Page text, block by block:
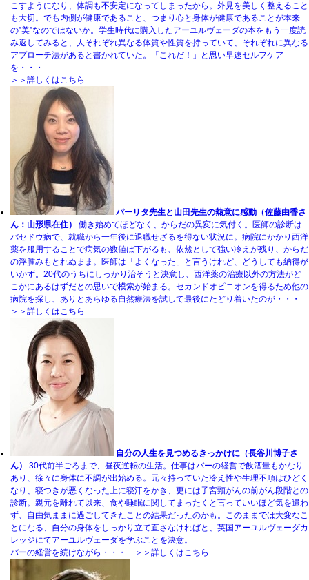
こすようになり、体調も不安定になってしまったから。外見を美しく整えること
も大切。でも内側が健康であること、つまり心と身体が健康であることが本来
の”美”なのではないか。学生時代に購入したアーユルヴェーダの本をもう一度読
み返してみると、人それぞれ異なる体質や性質を持っていて、それぞれに異なる
アプローチ法があると書かれていた。「これだ！」と思い早速セルフケア
を・・・
＞＞詳しくはこちら
パーリタ先生と山田先生の熱意に感動（佐藤由香さ
ん：山形県在住）
働き始めてほどなく、からだの異変に気付く。医師の診断は
バセドウ病で、就職から一年後に退職せざるを得ない状況に。病院にかかり西洋
薬を服用することで病気の数値は下がるも、依然として強い冷えが残り、からだ
の浮腫みもとれぬまま。医師は「よくなった」と言うけれど、どうしても納得が
いかず。20代のうちにしっかり治そうと決意し、西洋薬の治療以外の方法がど
こかにあるはずだとの思いで模索が始まる。セカンドオピニオンを得るため他の
病院を探し、ありとあらゆる自然療法を試して最後にたどり着いたのが・・・
＞＞詳しくはこちら
自分の人生を見つめるきっかけに（長谷川博子さ
ん）
30代前半ごろまで、昼夜逆転の生活。仕事はバーの経営で飲酒量もかなり
あり、徐々に身体に不調が出始める。元々持っていた冷え性や生理不順はひどく
なり、寝つきが悪くなった上に寝汗をかき、更には子宮頸がんの前がん段階との
診断。親元を離れて以来、食や睡眠に関してまったくと言っていいほど気を遣わ
ず、自由気ままに過ごしてきたことの結果だったのかも。このままでは大変なこ
とになる、自分の身体をしっかり立て直さなければと、英国アーユルヴェーダカ
レッジにてアーユルヴェーダを学ぶことを決意。
バーの経営を続けながら・・・ ＞＞詳しくはこちら